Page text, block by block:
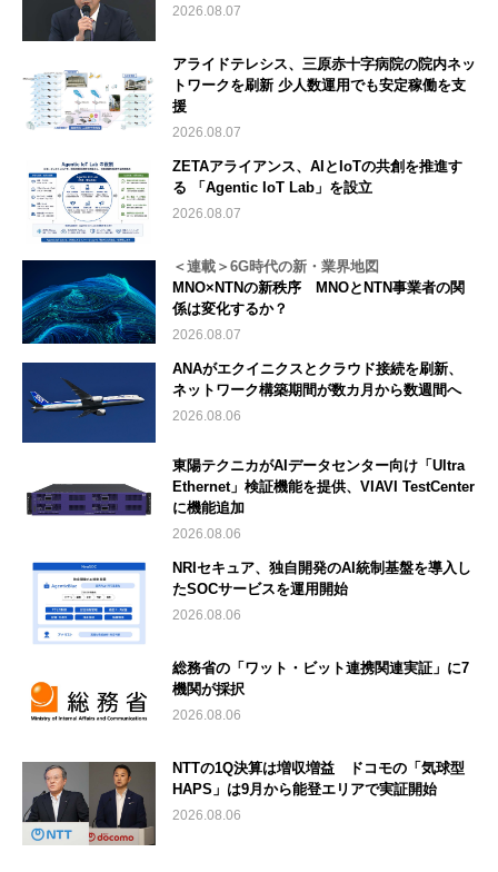
2026.08.07
アライドテレシス、三原赤十字病院の院内ネッ
トワークを刷新 少人数運用でも安定稼働を支
援
2026.08.07
ZETAアライアンス、AIとIoTの共創を推進す
る 「Agentic IoT Lab」を設立
2026.08.07
＜連載＞6G時代の新・業界地図
MNO×NTNの新秩序 MNOとNTN事業者の関
係は変化するか？
2026.08.07
ANAがエクイニクスとクラウド接続を刷新、
ネットワーク構築期間が数カ月から数週間へ
2026.08.06
東陽テクニカがAIデータセンター向け「Ultra
Ethernet」検証機能を提供、VIAVI TestCenter
に機能追加
2026.08.06
NRIセキュア、独自開発のAI統制基盤を導入し
たSOCサービスを運用開始
2026.08.06
総務省の「ワット・ビット連携関連実証」に7
機関が採択
2026.08.06
NTTの1Q決算は増収増益 ドコモの「気球型
HAPS」は9月から能登エリアで実証開始
2026.08.06